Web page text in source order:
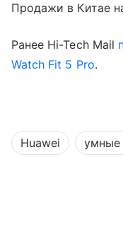
Продажи в Китае
Ранее Hi-Tech Mail
Watch Fit 5 Pro.
Huawei умные